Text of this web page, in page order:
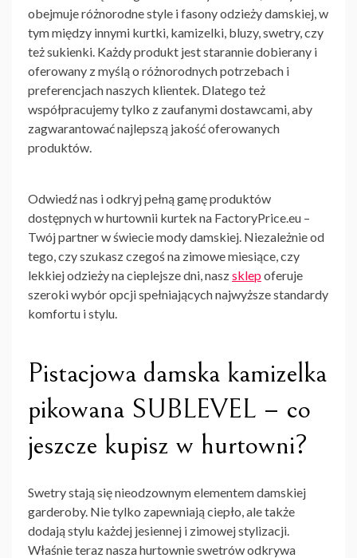
obejmuje różnorodne style i fasony odzieży damskiej, w
tym między innymi kurtki, kamizelki, bluzy, swetry, czy
też sukienki. Każdy produkt jest starannie dobierany i
oferowany z myślą o różnorodnych potrzebach i
preferencjach naszych klientek. Dlatego też
współpracujemy tylko z zaufanymi dostawcami, aby
zagwarantować najlepszą jakość oferowanych
produktów.
Odwiedź nas i odkryj pełną gamę produktów
dostępnych w hurtownii kurtek na FactoryPrice.eu –
Twój partner w świecie mody damskiej. Niezależnie od
tego, czy szukasz czegoś na zimowe miesiące, czy
lekkiej odzieży na cieplejsze dni, naszsklepoferuje
szeroki wybór opcji spełniających najwyższe standardy
komfortu i stylu.
Pistacjowa damska kamizelka
pikowana SUBLEVEL – co
jeszcze kupisz w hurtowni?
Swetry stają się nieodzownym elementem damskiej
garderoby. Nie tylko zapewniają ciepło, ale także
dodają stylu każdej jesiennej i zimowej stylizacji.
Właśnie teraz naszahurtownie swetrówodkrywa